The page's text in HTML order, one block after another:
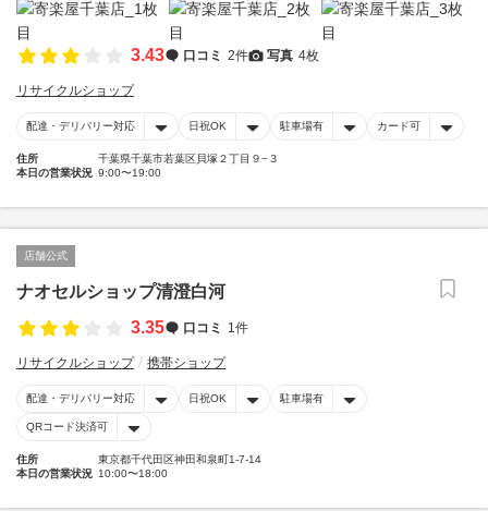
3.43 口コミ 2件 写真 4枚
リサイクルショップ
配達・デリバリー対応 日祝OK 駐車場有 カード可
住所
千葉県千葉市若葉区貝塚２丁目９−３
本日の営業状況 9:00〜19:00
店舗公式
ナオセルショップ清澄白河
3.35
口コミ 1件
リサイクルショップ 携帯ショップ
配達・デリバリー対応 日祝OK 駐車場有
QRコード決済可
住所
東京都千代田区神田和泉町1-7-14
本日の営業状況 10:00〜18:00